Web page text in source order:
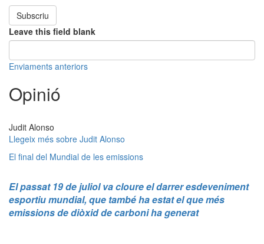
Subscriu
Leave this field blank
Enviaments anteriors
Opinió
Judit Alonso
Llegeix més sobre Judit Alonso
El final del Mundial de les emissions
El passat 19 de juliol va cloure el darrer esdeveniment
esportiu mundial, que també ha estat el que més
emissions de diòxid de carboni ha generat